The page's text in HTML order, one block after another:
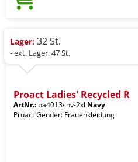
Lager: 32 St.
- ext. Lager: 47 St.
Proact Ladies' Recycled R
ArtNr.: pa4013snv-2xl Navy
Proact Gender: Frauenkleidung